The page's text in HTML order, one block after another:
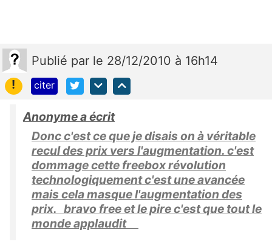
Publié par le 28/12/2010 à 16h14
!
citer
Anonyme a écrit
Donc c'est ce que je disais on à véritable
recul des prix vers l'augmentation. c'est
dommage cette freebox révolution
technologiquement c'est une avancée
mais cela masque l'augmentation des
prix. bravo free et le pire c'est que tout le
monde applaudit